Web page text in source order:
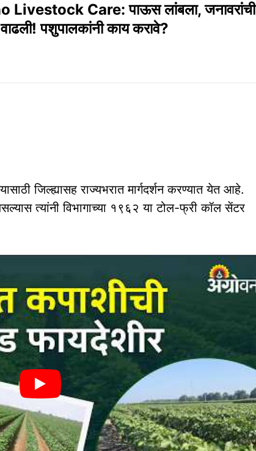
Livestock Care: पाऊस लांबला, जनावरांची
पशुपालकांनी काय करावे?
जिल्ह्यासह राज्यभरात मार्गदर्शन करण्यात येत आहे.
त्यांनी विभागाच्या १९६२ या टोल-फ्री कॉल सेंटर